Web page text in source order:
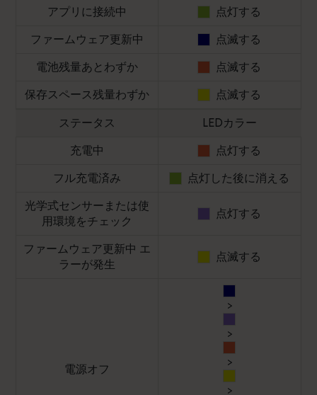
ステータス LEDカラー
充電中 点灯する
アプリに接続中 点灯する
フル充電済み 点灯した後に消える
ファームウェア更新中 点滅する
光学式センサーまたは使
用環境をチェック
点灯する
電池残量あとわずか 点滅する
ファームウェア更新中 エ
ラーが発生
点滅する
保存スペース残量わずか 点滅する
電源オフ
>
>
>
>